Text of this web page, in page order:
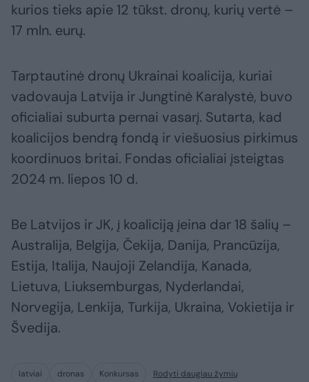
kurios tieks apie 12 tūkst. dronų, kurių vertė –
17 mln. eurų.
Tarptautinė dronų Ukrainai koalicija, kuriai
vadovauja Latvija ir Jungtinė Karalystė, buvo
oficialiai suburta pernai vasarį. Sutarta, kad
koalicijos bendrą fondą ir viešuosius pirkimus
koordinuos britai. Fondas oficialiai įsteigtas
2024 m. liepos 10 d.
Be Latvijos ir JK, į koaliciją įeina dar 18 šalių –
Australija, Belgija, Čekija, Danija, Prancūzija,
Estija, Italija, Naujoji Zelandija, Kanada,
Lietuva, Liuksemburgas, Nyderlandai,
Norvegija, Lenkija, Turkija, Ukraina, Vokietija ir
Švedija.
latviai dronas Konkursas Rodyti daugiau žymių